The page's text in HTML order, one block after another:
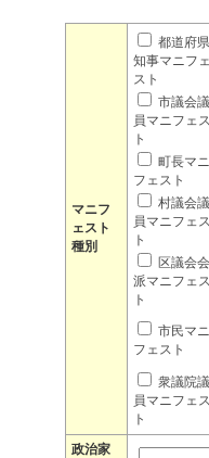
マニフ
ェスト
種別
都道府県
知事マニフェ
スト
市議会議
員マニフェス
ト
町長マニ
フェスト
村議会議
員マニフェス
ト
区議会会
派マニフェス
ト
市民マニ
フェスト
衆議院議
員マニフェス
ト
政治家